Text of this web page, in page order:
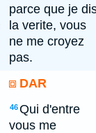
parce que je
la verite, vous
ne me croyez
pas.
DAR
46Qui d'entre
vous me